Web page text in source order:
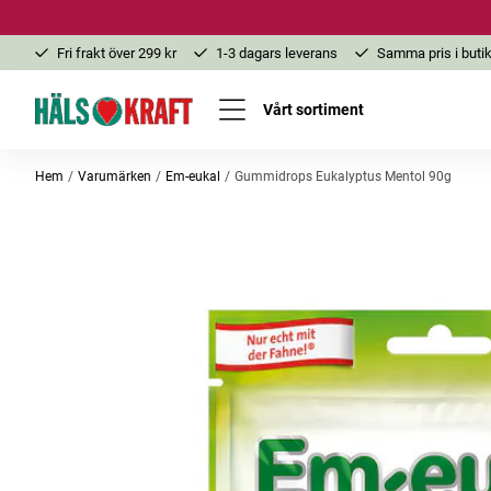
Fri frakt över 299 kr 1-3 dagars leverans Samma pris i
Vårt sortiment
Hem Varumärken Em-eukal Gummidrops Eukalyptus Mentol 90g